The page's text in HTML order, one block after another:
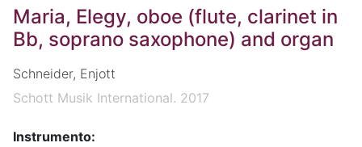
Maria, Elegy, oboe (flute, clarinet in
Bb, soprano saxophone) and organ
Schneider, Enjott
Schott Musik International. 2017
Instrumento: